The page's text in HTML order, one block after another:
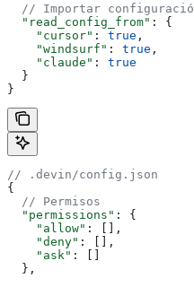
// Importar
  "read_config_from"
: {
    "cursor"
: true ,
    "windsurf"
: true ,
    "claude"
: true
  }
}
// .devin/config.json
{
  // Permisos
  "permissions"
: {
    "allow"
: [],
    "deny"
: [],
    "ask"
: []
  },